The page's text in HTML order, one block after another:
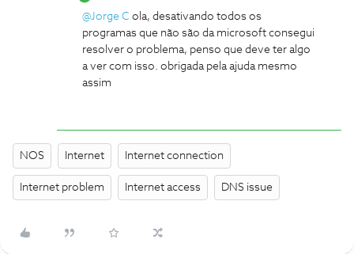
@Jorge C ola, desativando todos os
programas que não são da microsoft consegui
resolver o problema, penso que deve ter algo
a ver com isso. obrigada pela ajuda mesmo
assim
NOS Internet Internet connection
Internet problem Internet access DNS issue